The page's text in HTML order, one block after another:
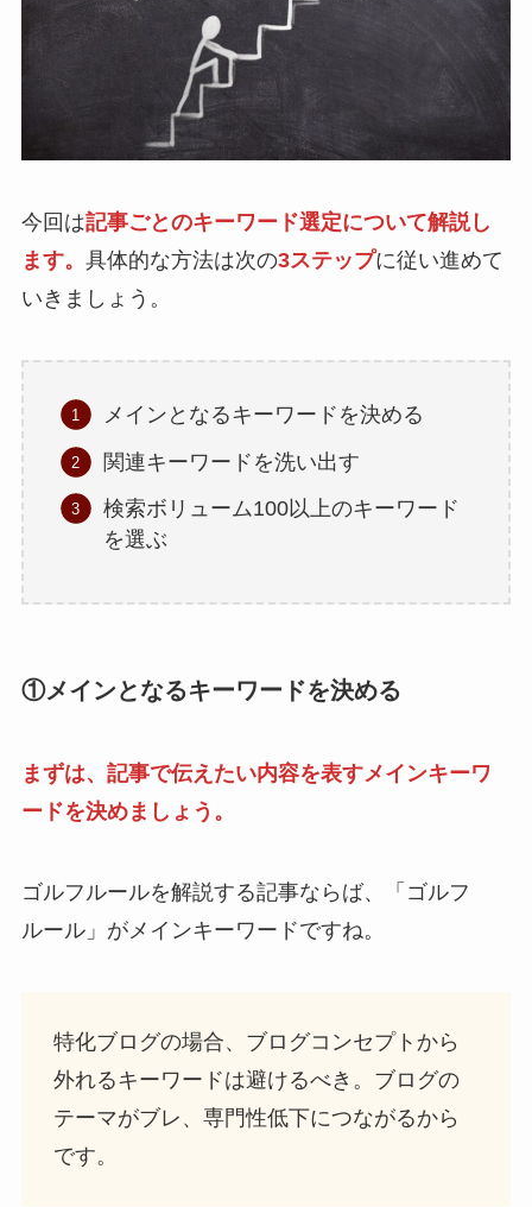
今回は記事ごとのキーワード選定について解説し
ます。 具体的な方法は次の3ステップに従い進めて
いきましょう。
メインとなるキーワードを決める
関連キーワードを洗い出す
検索ボリューム100以上のキーワード
を選ぶ
①メインとなるキーワードを決める
まずは、記事で伝えたい内容を表すメインキーワ
ードを決めましょう。
ゴルフルールを解説する記事ならば、「ゴルフ
ルール」がメインキーワードですね。
特化ブログの場合、ブログコンセプトから
外れるキーワードは避けるべき。ブログの
テーマがブレ、専門性低下につながるから
です。